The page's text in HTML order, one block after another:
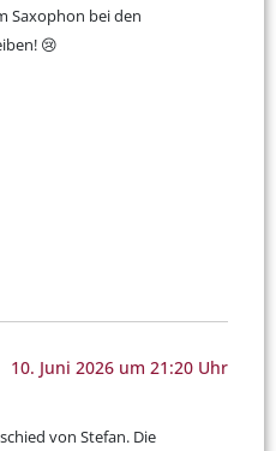
Saxophon bei den
😢
10. Juni 2026 um 21:20 Uhr
von Stefan. Die